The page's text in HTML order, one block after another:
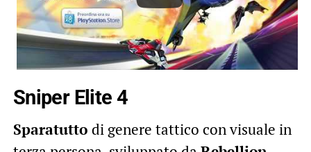
Sniper Elite 4
Sparatutto di genere tattico con visuale in